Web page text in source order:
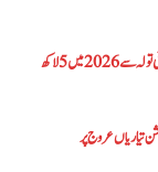
پاکستان میں سونے کی قیمت کا 79 سالہ سفر: 1947 میں 57 روپے فی تولہ سے 2026 میں 5 لاکھ